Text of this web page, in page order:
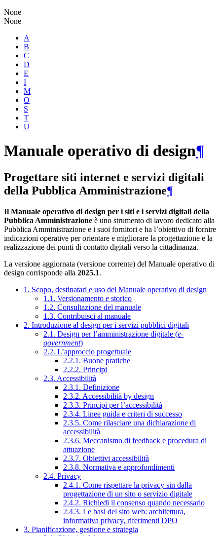
None
None
A
B
C
D
E
I
M
O
S
T
U
Manuale operativo di design¶
Progettare siti internet e servizi digitali
della Pubblica Amministrazione¶
Il Manuale operativo di design per i siti e i servizi digitali della
Pubblica Amministrazione è uno strumento di lavoro dedicato alla
Pubblica Amministrazione e i suoi fornitori e ha l’obiettivo di fornire
indicazioni operative per orientare e migliorare la progettazione e la
realizzazione dei punti di contatto digitali verso la cittadinanza.
La versione aggiornata (versione corrente) del Manuale operativo di
design corrisponde alla 2025.1.
1. Scopo, destinatari e uso del Manuale operativo di design
1.1. Versionamento e storico
1.2. Consultazione del manuale
1.3. Contribuisci al manuale
2. Introduzione al design per i servizi pubblici digitali
2.1. Design per l’amministrazione digitale (e-
government)
2.2. L’approccio progettuale
2.2.1. Buone pratiche
2.2.2. Principi
2.3. Accessibilità
2.3.1. Definizione
2.3.2. Accessibilità by design
2.3.3. Principi per l’accessibilità
2.3.4. Linee guida e criteri di successo
2.3.5. Come rilasciare una dichiarazione di
accessibilità
2.3.6. Meccanismo di feedback e procedura di
attuazione
2.3.7. Obiettivi accessibilità
2.3.8. Normativa e approfondimenti
2.4. Privacy
2.4.1. Come rispettare la privacy sin dalla
progettazione di un sito o servizio digitale
2.4.2. Richiedi il consenso quando necessario
2.4.3. Le basi del sito web: architettura,
informativa privacy, riferimenti DPO
3. Pianificazione, gestione e strategia